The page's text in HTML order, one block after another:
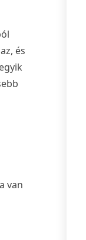
és
van